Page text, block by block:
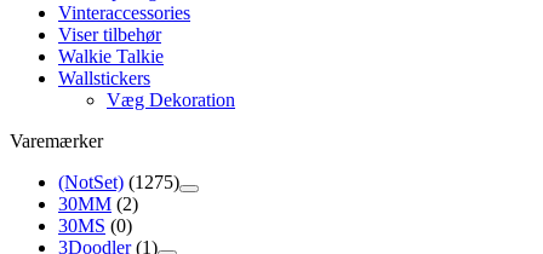
Vinteraccessories
Viser tilbehør
Walkie Talkie
Wallstickers
Væg Dekoration
Varemærker
(NotSet) (1275)
30MM (2)
30MS (0)
3Doodler (1)